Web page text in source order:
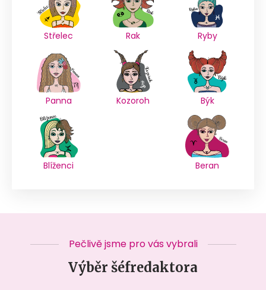
Střelec Rak Ryby
Panna Kozoroh Býk
Blíženci Beran
Pečlivě jsme pro vás vybrali
Výběr šéfredaktora